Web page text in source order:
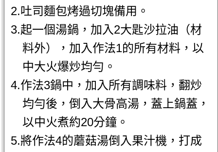
2.吐司麵包烤過切塊備用。
3.起一個湯鍋，加入2大匙沙拉油（材
料外），加入作法1的所有材料，以
中大火爆炒均勻。
4.作法3鍋中，加入所有調味料，翻炒
均勻後，倒入大骨高湯，蓋上鍋蓋，
以中火煮約20分鐘。
5.將作法4的蘑菇湯倒入果汁機，打成